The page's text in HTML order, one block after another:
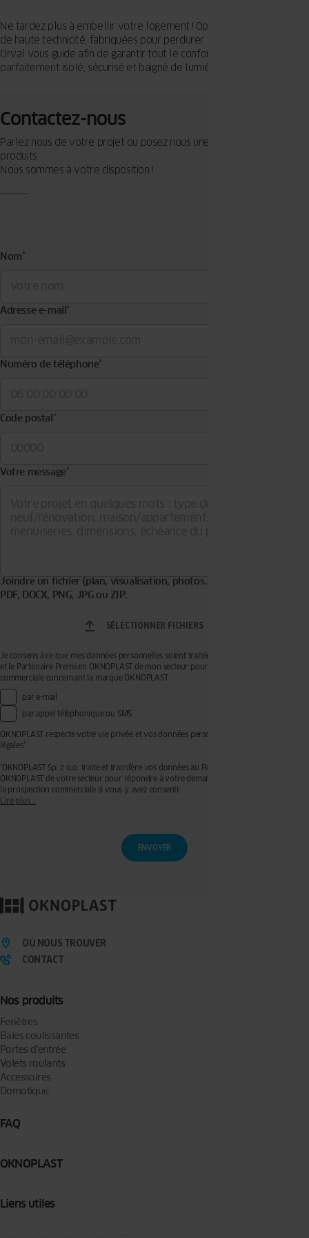
Ne tardez plus à embellir votre logement ! Optez pour des fenêtres
de haute technicité, fabriquées pour perdurer. Votre installateur à
Orval vous guide afin de garantir tout le confort d’un logement
parfaitement isolé, sécurisé et baigné de lumière.
Contactez-nous
Parlez nous de votre projet ou posez nous une question sur nos
produits.
Nous sommes à votre disposition !
Nom*
Adresse e-mail*
Numéro de téléphone*
Code postal*
Votre message*
Joindre un fichier (plan, visualisation, photos...). Formats acceptés :
PDF, DOCX, PNG, JPG ou ZIP.
SÉLECTIONNER FICHIERS
Je consens à ce que mes données personnelles soient traitées par OKNOPLAST Sp. z o.o.
et le Partenaire Premium OKNOPLAST de mon secteur pour recevoir de la prospection
commerciale concernant la marque OKNOPLAST :
par e-mail
par appel téléphonique ou SMS
OKNOPLAST respecte votre vie privée et vos données personnelles, voir mentions
légales¹.
¹OKNOPLAST Sp. z o.o. traite et transfère vos données au Partenaire Premium
OKNOPLAST de votre secteur pour répondre à votre demande de devis et effectuer de
la prospection commerciale si vous y avez consenti.
l’établissement de votre devis. Vous disposez d'un droit d'accès, de rectification, de
retrait de votre consentement ainsi que d'un droit à l'effacement, à la limitation du
traitement et à la portabilité que vous pouvez exercer en écrivant à l’adresse :
Lire plus...
Nos produits
Fenêtres
Baies coulissantes
Portes d’entrée
Volets roulants
Accessoires
Domotique
FAQ
OKNOPLAST
Liens utiles
OÙ NOUS TROUVER
CONTACT